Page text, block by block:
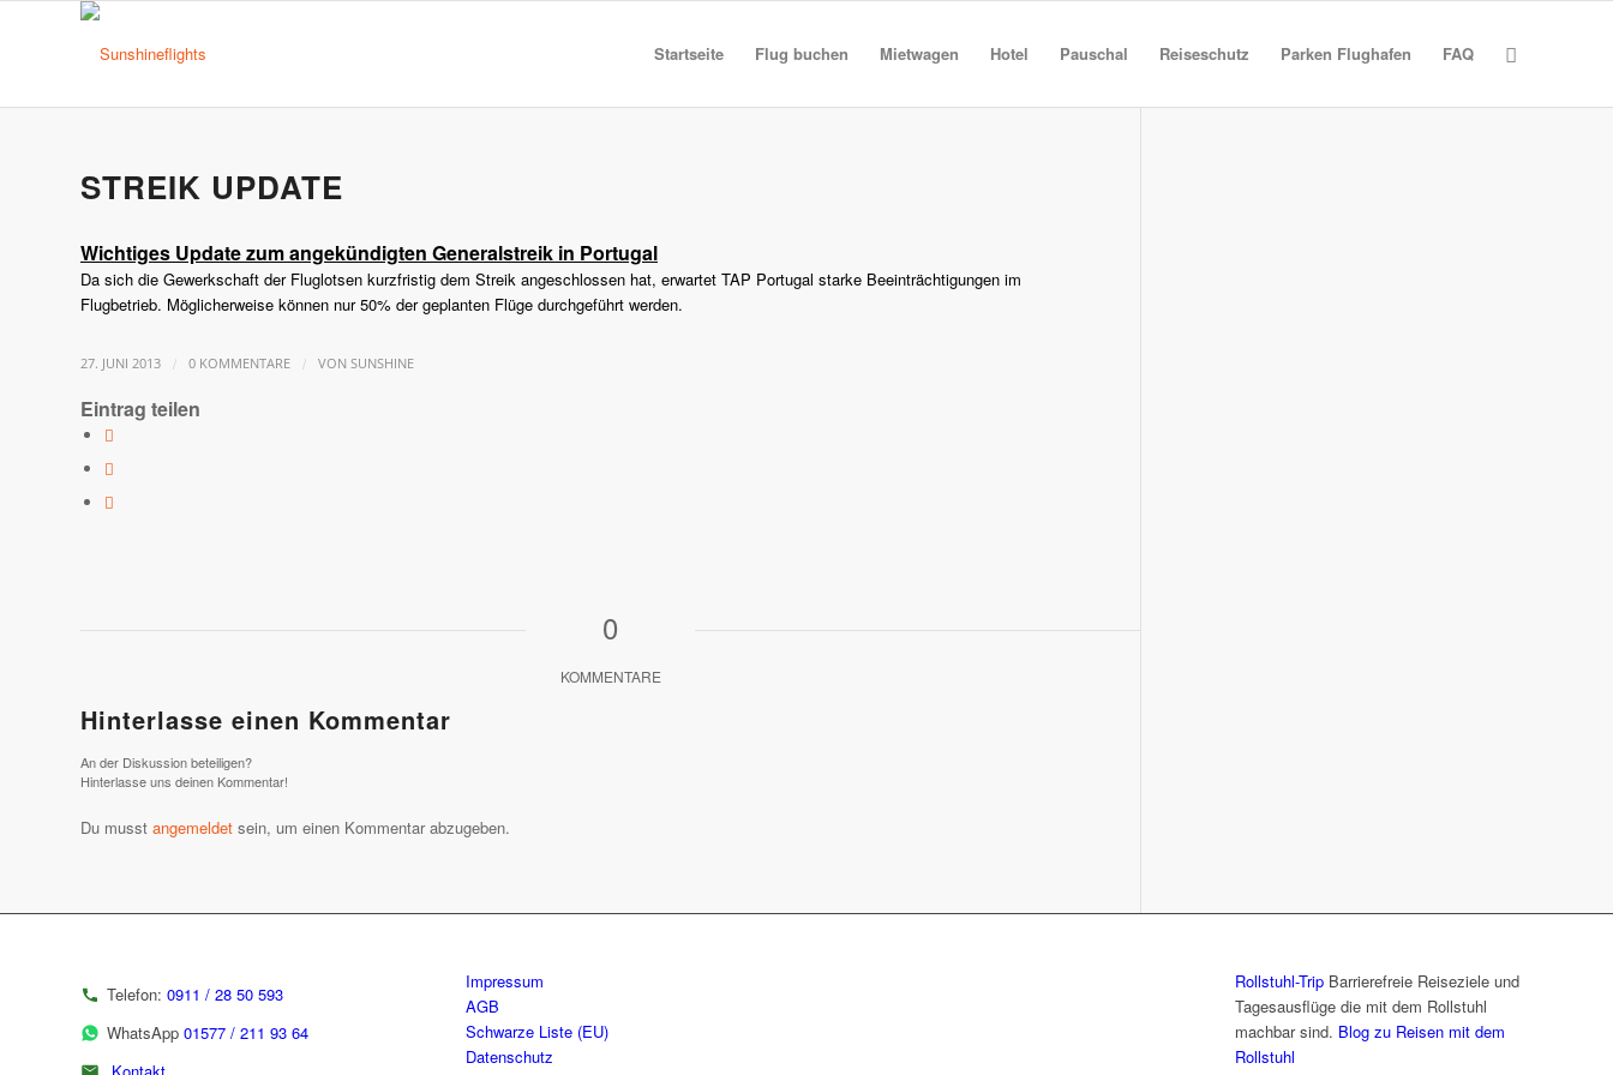
Startseite Flug buchen Mietwagen Hotel Pauschal Reiseschutz Parken Flughafen FAQ
STREIK UPDATE
Wichtiges Update zum angekündigten Generalstreik in Portugal
Da sich die Gewerkschaft der Fluglotsen kurzfristig dem Streik angeschlossen hat, erwartet TAP Portugal starke Beeinträchtigungen im
Flugbetrieb. Möglicherweise können nur 50% der geplanten Flüge durchgeführt werden.
27. JUNI 2013 / 0 KOMMENTARE / VON SUNSHINE
Eintrag teilen
0
KOMMENTARE
Hinterlasse einen Kommentar
An der Diskussion beteiligen?
Hinterlasse uns deinen Kommentar!
Du musst angemeldet sein, um einen Kommentar abzugeben.
Telefon: 0911 / 28 50 593
WhatsApp 01577 / 211 93 64
Impressum
AGB
Schwarze Liste (EU)
Datenschutz
Rollstuhl-TripBarrierefreie Reiseziele und
Tagesausflüge die mit dem Rollstuhl
machbar sind. Blog zu Reisen mit dem
Rollstuhl